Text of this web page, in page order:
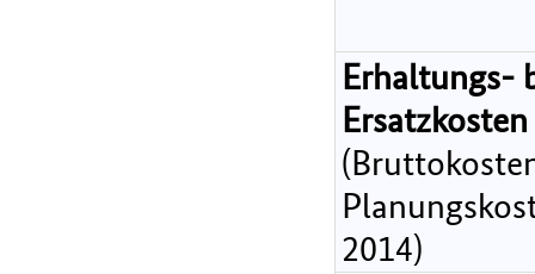
Erhaltungs-
Ersatzkosten
2014)